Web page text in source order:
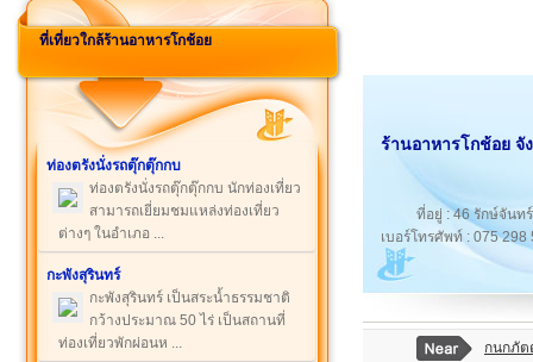
ที่เที่ยวใกล้ร้านอาหารโกช้อย
ท่องตรังนั่งรถตุ๊กตุ๊กกบ
ท่องตรังนั่งรถตุ๊กตุ๊กกบ นักท่องเที่ยว
สามารถเยี่ยมชมแหล่งท่องเที่ยว
ต่างๆ ในอำเภอ ...
กะพังสุรินทร์
กะพังสุรินทร์ เป็นสระน้ำธรรมชาติ
กว้างประมาณ 50 ไร่ เป็นสถานที่
ท่องเที่ยวพักผ่อนห ...
ร้านอาหารโกช้อย จั
ที่อยู่ : 46 รักษ์จันท
เบอร์โทรศัพท์ : 075 298
กนกภัต